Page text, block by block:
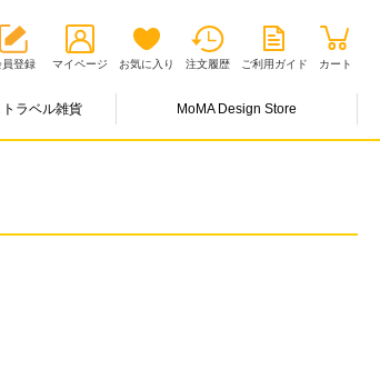
員登録 マイページ お気に入り 注文履歴 ご利用ガイド カート
ラベル雑貨 MoMA Design Store